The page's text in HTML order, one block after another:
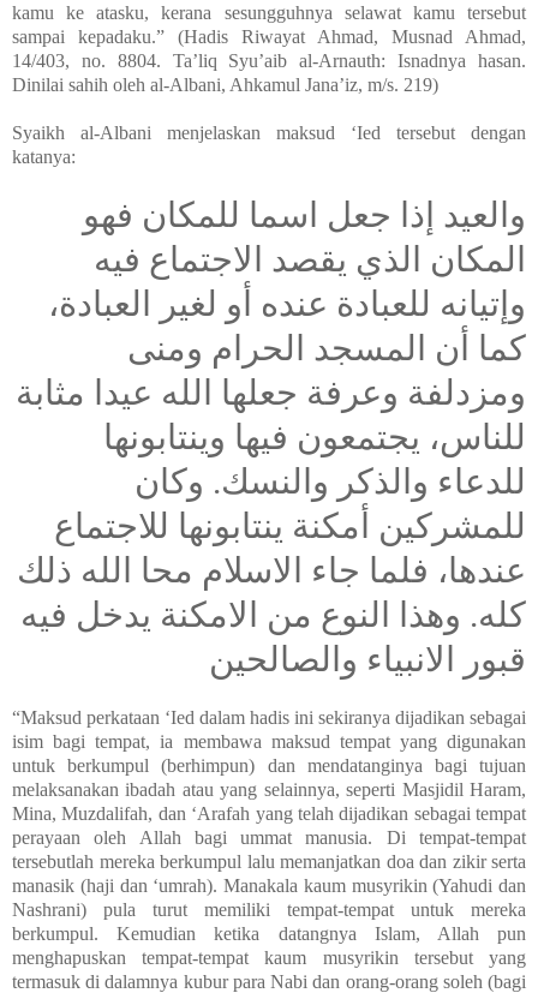
kamu ke atasku, kerana sesungguhnya selawat kamu tersebut
sampai kepadaku.” (Hadis Riwayat Ahmad, Musnad Ahmad,
14/403, no. 8804. Ta’liq Syu’aib al-Arnauth: Isnadnya hasan.
Dinilai sahih oleh al-Albani, Ahkamul Jana’iz, m/s. 219)
Syaikh al-Albani menjelaskan maksud ‘Ied tersebut dengan
katanya:
والعيد إذا جعل اسما للمكان فهو
المكان الذي يقصد الاجتماع فيه
وإتيانه للعبادة عنده أو لغير العبادة،
كما أن المسجد الحرام ومنى
ومزدلفة وعرفة جعلها الله عيدا مثابة
للناس، يجتمعون فيها وينتابونها
للدعاء والذكر والنسك. وكان
للمشركين أمكنة ينتابونها للاجتماع
عندها، فلما جاء الاسلام محا الله ذلك
كله. وهذا النوع من الامكنة يدخل فيه
قبور الانبياء والصالحين
“Maksud perkataan ‘Ied dalam hadis ini sekiranya dijadikan sebagai
isim bagi tempat, ia membawa maksud tempat yang digunakan
untuk berkumpul (berhimpun) dan mendatanginya bagi tujuan
melaksanakan ibadah atau yang selainnya, seperti Masjidil Haram,
Mina, Muzdalifah, dan ‘Arafah yang telah dijadikan sebagai tempat
perayaan oleh Allah bagi ummat manusia. Di tempat-tempat
tersebutlah mereka berkumpul lalu memanjatkan doa dan zikir serta
manasik (haji dan ‘umrah). Manakala kaum musyrikin (Yahudi dan
Nashrani) pula turut memiliki tempat-tempat untuk mereka
berkumpul. Kemudian ketika datangnya Islam, Allah pun
menghapuskan tempat-tempat kaum musyrikin tersebut yang
termasuk di dalamnya kubur para Nabi dan orang-orang soleh (bagi